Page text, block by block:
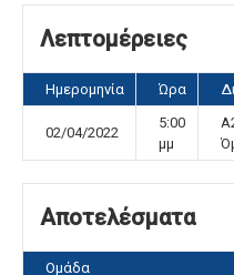
Λεπτομέρειες
Ημερομηνία Ώρα
02/04/2022
5:00
μμ
Αποτελέσματα
Ομάδα